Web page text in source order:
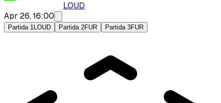
LOUD
Apr 26, 16:00
Partida 1LOUD Partida 2FUR Partida 3FUR